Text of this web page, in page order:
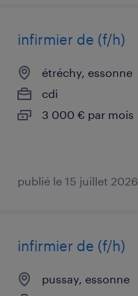
infirmier de (f/h)
étréchy, essonne
cdi
3 000 € par mois
publié le 15 juillet 2026
infirmier de (f/h)
pussay, essonne